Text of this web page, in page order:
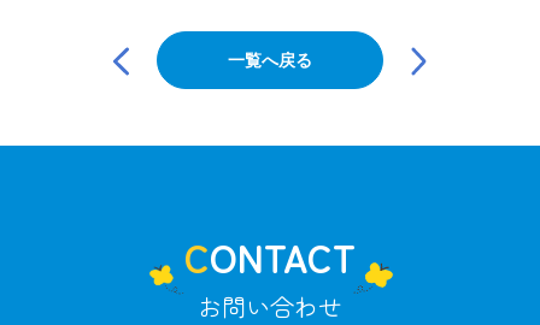
シ
一覧へ戻る
CONTACT
お問い合わせ